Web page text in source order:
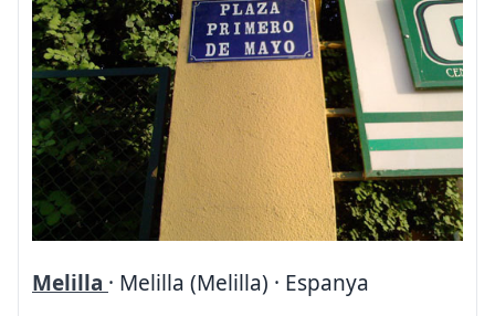
Melilla · Melilla (Melilla) · Espanya